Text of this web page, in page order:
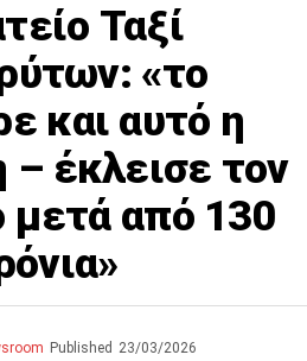
Ταξί
«το
και αυτό η
έκλεισε τον
από 130
Published 23/03/2026